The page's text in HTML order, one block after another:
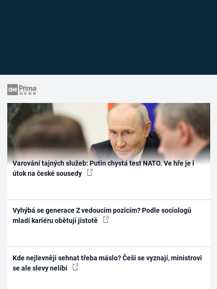
Varování tajných služeb: Putin chystá test NATO. Ve hře je i
útok na české sousedy
Vyhýbá se generace Z vedoucím pozicím? Podle sociologů
mladí kariéru obětují jistotě
Kde nejlevněji sehnat třeba máslo? Češi se vyznají, ministrovi
se ale slevy nelíbí